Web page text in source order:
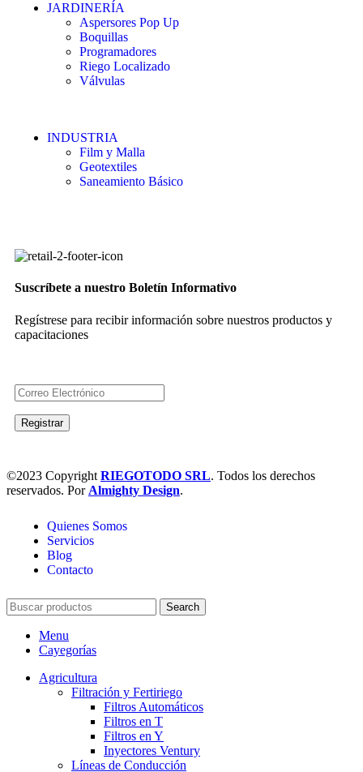
JARDINERÍA
Aspersores Pop Up
Boquillas
Programadores
Riego Localizado
Válvulas
INDUSTRIA
Film y Malla
Geotextiles
Saneamiento Básico
Suscríbete a nuestro Boletín Informativo
Regístrese para recibir información sobre nuestros productos y
capacitaciones
©2023 Copyright RIEGOTODO SRL. Todos los derechos
reservados. Por Almighty Design.
Quienes Somos
Servicios
Blog
Contacto
Search
Menu
Cayegorías
Agricultura
Filtración y Fertiriego
Filtros Automáticos
Filtros en T
Filtros en Y
Inyectores Ventury
Líneas de Conducción